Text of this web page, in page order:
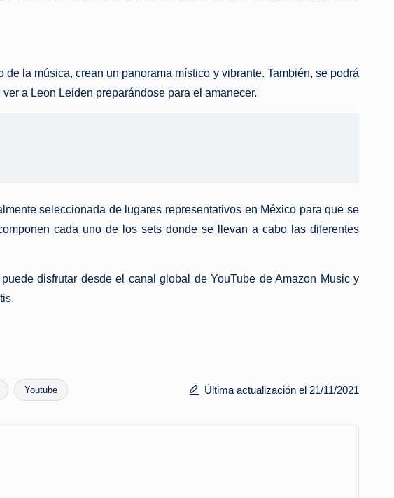
la música, crean un panorama místico y vibrante. También, se podrá
a Leon Leiden preparándose para el amanecer.
seleccionada de lugares representativos en México para que se
cada uno de los sets donde se llevan a cabo las diferentes
disfrutar desde el canal global de YouTube de Amazon Music y
Youtube Última actualización el 21/11/2021